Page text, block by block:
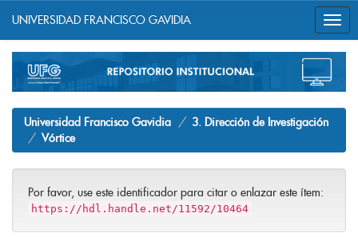
navigation
UNIVERSIDAD FRANCISCO GAVIDIA
Universidad Francisco Gavidia
3. Dirección de Investigación
Vórtice
Por favor, use este identificador para citar o enlazar este ítem:
https://hdl.handle.net/11592/10464